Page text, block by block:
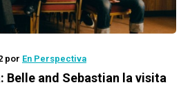
por En Perspectiva
: Belle and Sebastian la visita